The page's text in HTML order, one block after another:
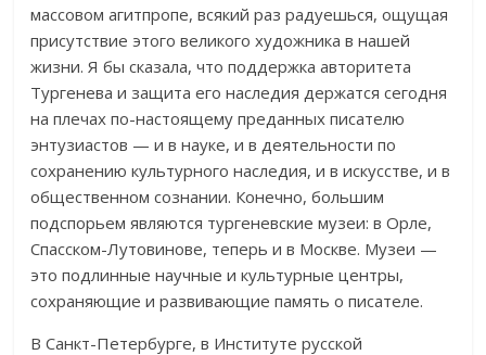
массовом агитпропе, всякий раз радуешься, ощущая
присутствие этого великого художника в нашей
жизни. Я бы сказала, что поддержка авторитета
Тургенева и защита его наследия держатся сегодня
на плечах по-настоящему преданных писателю
энтузиастов — и в науке, и в деятельности по
сохранению культурного наследия, и в искусстве, и в
общественном сознании. Конечно, большим
подспорьем являются тургеневские музеи: в Орле,
Спасском-Лутовинове, теперь и в Москве. Музеи —
это подлинные научные и культурные центры,
сохраняющие и развивающие память о писателе.
В Санкт-Петербурге, в Институте русской